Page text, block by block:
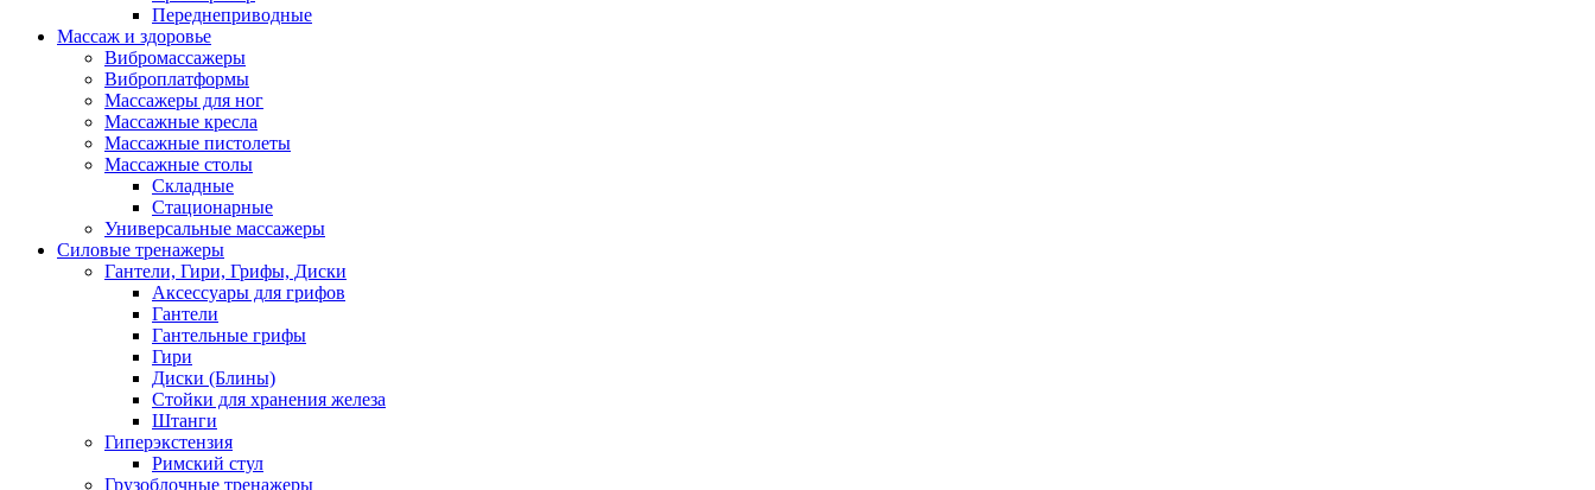
Переднеприводные
Массаж и здоровье
Вибромассажеры
Виброплатформы
Массажеры для ног
Массажные кресла
Массажные пистолеты
Массажные столы
Складные
Стационарные
Универсальные массажеры
Силовые тренажеры
Гантели, Гири, Грифы, Диски
Аксессуары для грифов
Гантели
Гантельные грифы
Гири
Диски (Блины)
Стойки для хранения железа
Штанги
Гиперэкстензия
Римский стул
Грузоблочные тренажеры